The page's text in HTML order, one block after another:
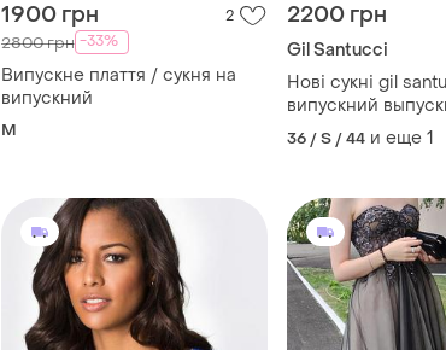
1900 грн 2
2800 грн -33%
Випускне плаття / сукня на
випускний
M
2200 грн
Gil Santucci
Нові сукні gil
випускний
36 / S / 44 и еще 1